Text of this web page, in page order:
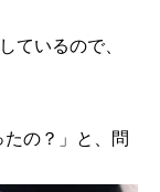
ているので、
の？」と、問